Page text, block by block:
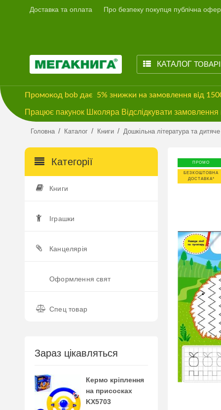
Доставка та оплата Про безпеку покупця публічна
КАТАЛОГ
Промокод bob дає 5% знижки на замовлення від
Працює пакунок Школяра Відслідкувати
Головна / Каталог / Книги / Дошкільна література та
Категорії
Книги
Іграшки
Канцелярія
Оформлення свят
Спец товар
Зараз цікавляться
Кермо кріплення
на присосках
KX5703
ПРОМО
БЕЗКОШТОВНА
ДОСТАВКА*